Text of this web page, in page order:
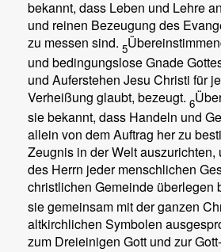
bekannt, dass Leben und Lehre
und reinen Bezeugung des
zu messen sind. 5
und bedingungslose Gnade
und Auferstehen Jesu Christi für
Verheißung glaubt, bezeugt. 6
sie bekannt, dass Handeln und
allein von dem Auftrag her zu
Zeugnis in der Welt auszurichten,
des Herrn jeder menschlichen
christlichen Gemeinde überlegen
sie gemeinsam mit der ganzen
altkirchlichen Symbolen
zum Dreieinigen Gott und zur